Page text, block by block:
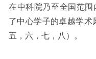
在中科院乃至全国范
了中心学子的卓越学术
五，六，七，八）。